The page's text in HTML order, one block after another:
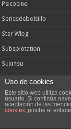
Psicocine
Seriesdebolsillo
Star Wlog
Subsplotation
Suxinsu
Tanakaseries
Vayatele
Xfar
Uso de cookies
Este sitio web utiliza
usuario. Si continúa
aceptación de las
cookies, pinche el